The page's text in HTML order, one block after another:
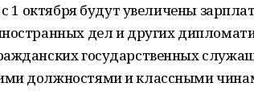
1 октября будут увеличены
дел и других
государственных
должностями и классными